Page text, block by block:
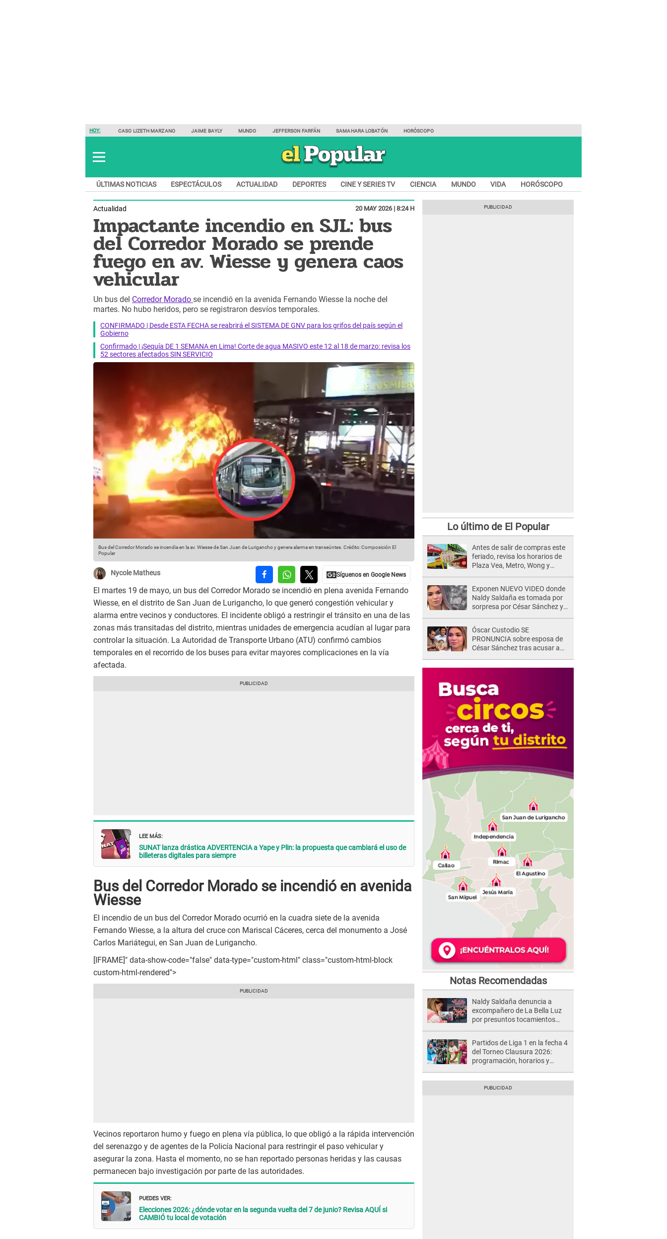
HOY: CASO LIZETH MARZANO JAIME BAYLY MUNDO JEFFERSON FARFÁN SAMAHARA LOBATÓN HORÓSCOPO
ÚLTIMAS NOTICIAS ESPECTÁCULOS ACTUALIDAD DEPORTES CINE Y SERIES TV CIENCIA MUNDO VIDA HORÓSCOPO
Actualidad 20 MAY 2026 | 8:24 H
Impactante incendio en SJL: bus
del Corredor Morado se prende
fuego en av. Wiesse y genera caos
vehicular
Un bus del Corredor Morado se incendió en la avenida Fernando Wiesse la noche del
martes. No hubo heridos, pero se registraron desvíos temporales.
CONFIRMADO | Desde ESTA FECHA se reabrirá el SISTEMA DE GNV para los grifos del país según el
Gobierno
Confirmado | ¡Sequía DE 1 SEMANA en Lima! Corte de agua MASIVO este 12 al 18 de marzo: revisa los
52 sectores afectados SIN SERVICIO
Bus del Corredor Morado se incendia en la av. Wiesse de San Juan de Lurigancho y genera alarma en transeúntes. Crédito: Composición El
Popular
Nycole Matheus
El martes 19 de mayo, un bus del Corredor Morado se incendió en plena avenida Fernando
Wiesse, en el distrito de San Juan de Lurigancho, lo que generó congestión vehicular y
alarma entre vecinos y conductores. El incidente obligó a restringir el tránsito en una de las
zonas más transitadas del distrito, mientras unidades de emergencia acudían al lugar para
controlar la situación. La Autoridad de Transporte Urbano (ATU) confirmó cambios
temporales en el recorrido de los buses para evitar mayores complicaciones en la vía
afectada.
LEE MÁS:
SUNAT lanza drástica ADVERTENCIA a Yape y Plin: la propuesta que cambiará el uso de
billeteras digitales para siempre
Bus del Corredor Morado se incendió en avenida
Wiesse
El incendio de un bus del Corredor Morado ocurrió en la cuadra siete de la avenida
Fernando Wiesse, a la altura del cruce con Mariscal Cáceres, cerca del monumento a José
Carlos Mariátegui, en San Juan de Lurigancho.
[IFRAME]" data-show-code="false" data-type="custom-html" class="custom-html-block
custom-html-rendered">
Vecinos reportaron humo y fuego en plena vía pública, lo que obligó a la rápida intervención
del serenazgo y de agentes de la Policía Nacional para restringir el paso vehicular y
asegurar la zona. Hasta el momento, no se han reportado personas heridas y las causas
permanecen bajo investigación por parte de las autoridades.
PUEDES VER:
Elecciones 2026: ¿dónde votar en la segunda vuelta del 7 de junio? Revisa AQUÍ si
CAMBIÓ tu local de votación
Lo último de El Popular
Antes de salir de compras este
feriado, revisa los horarios de
Plaza Vea, Metro, Wong y
Exponen NUEVO VIDEO donde
Naldy Saldaña es tomada por
sorpresa por César Sánchez y
agarró la mano
Óscar Custodio SE
PRONUNCIA sobre esposa de
César Sánchez tras acusar a
Notas Recomendadas
Naldy Saldaña denuncia a
excompañero de La Bella Luz
por presuntos tocamientos
Partidos de Liga 1 en la fecha 4
del Torneo Clausura 2026:
programación, horarios y